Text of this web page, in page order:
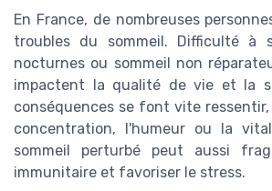
En France, de nombreuses
troubles du sommeil. Difficulté à
nocturnes ou sommeil non
impactent la qualité de vie et la
conséquences se font vite
concentration, l'humeur ou la
sommeil perturbé peut aussi
immunitaire et favoriser le stress.